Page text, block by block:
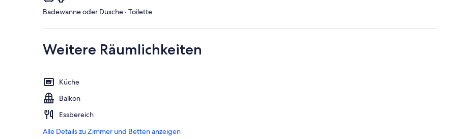
Badewanne oder Dusche · Toilette
Weitere Räumlichkeiten
Küche
Balkon
Essbereich
Alle Details zu Zimmer und Betten anzeigen